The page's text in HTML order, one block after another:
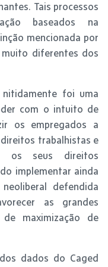
Tais processos
baseados na
mencionada por
diferentes dos
nitidamente foi uma
com o intuito de
os empregados a
trabalhistas e
os seus direitos
implementar ainda
defendida
as grandes
maximização de
dados do Caged